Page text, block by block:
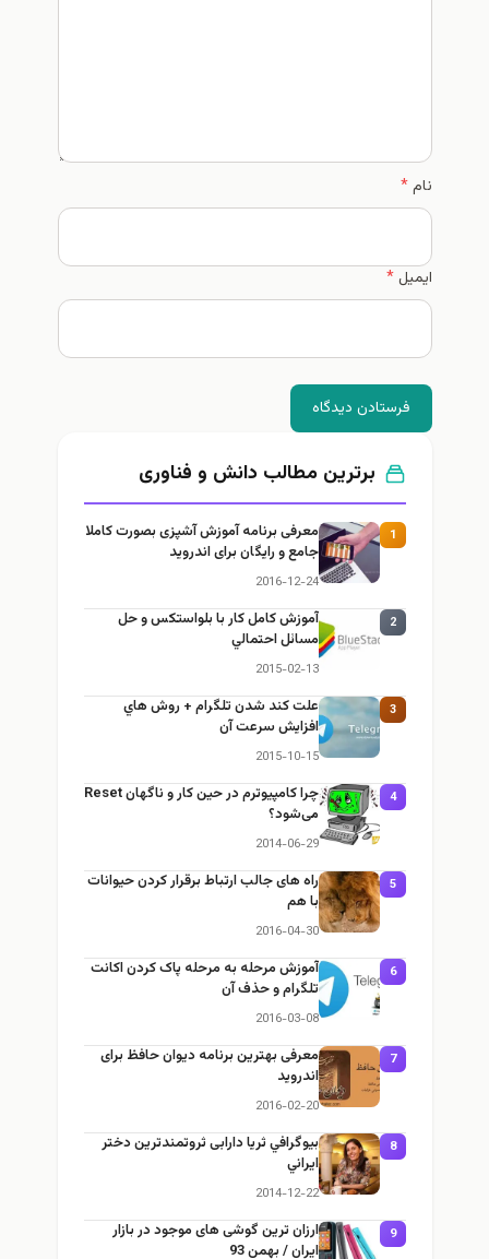
نام*
ایمیل*
فرستادن دیدگاه
برترین مطالب دانش و فناوری
1
معرفی برنامه آموزش آشپزی بصورت کاملا
جامع و رایگان برای اندروید
2016-12-24
2
آموزش كامل كار با بلواستكس و حل
مسائل احتمالي
2015-02-13
3
علت كند شدن تلگرام + روش هاي
افزايش سرعت آن
2015-10-15
4
چرا كامپيوترم در حين كار و ناگهان Reset
می‌شود؟
2014-06-29
5
راه های جالب ارتباط برقرار کردن حیوانات
با هم
2016-04-30
6
آموزش مرحله به مرحله پاک کردن اکانت
تلگرام و حذف آن
2016-03-08
7
معرفی بهترین برنامه دیوان حافظ برای
اندروید
2016-02-20
8
بيوگرافي ثریا دارابی ثروتمندترين دختر
ايراني
2014-12-22
9
ارزان ترين گوشی‌ های موجود در بازار
ايران / بهمن 93